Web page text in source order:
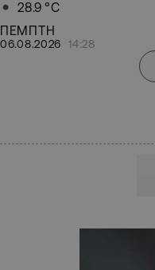
28.9 °C
ΠΕΜΠΤΗ
06.08.2026 14:28